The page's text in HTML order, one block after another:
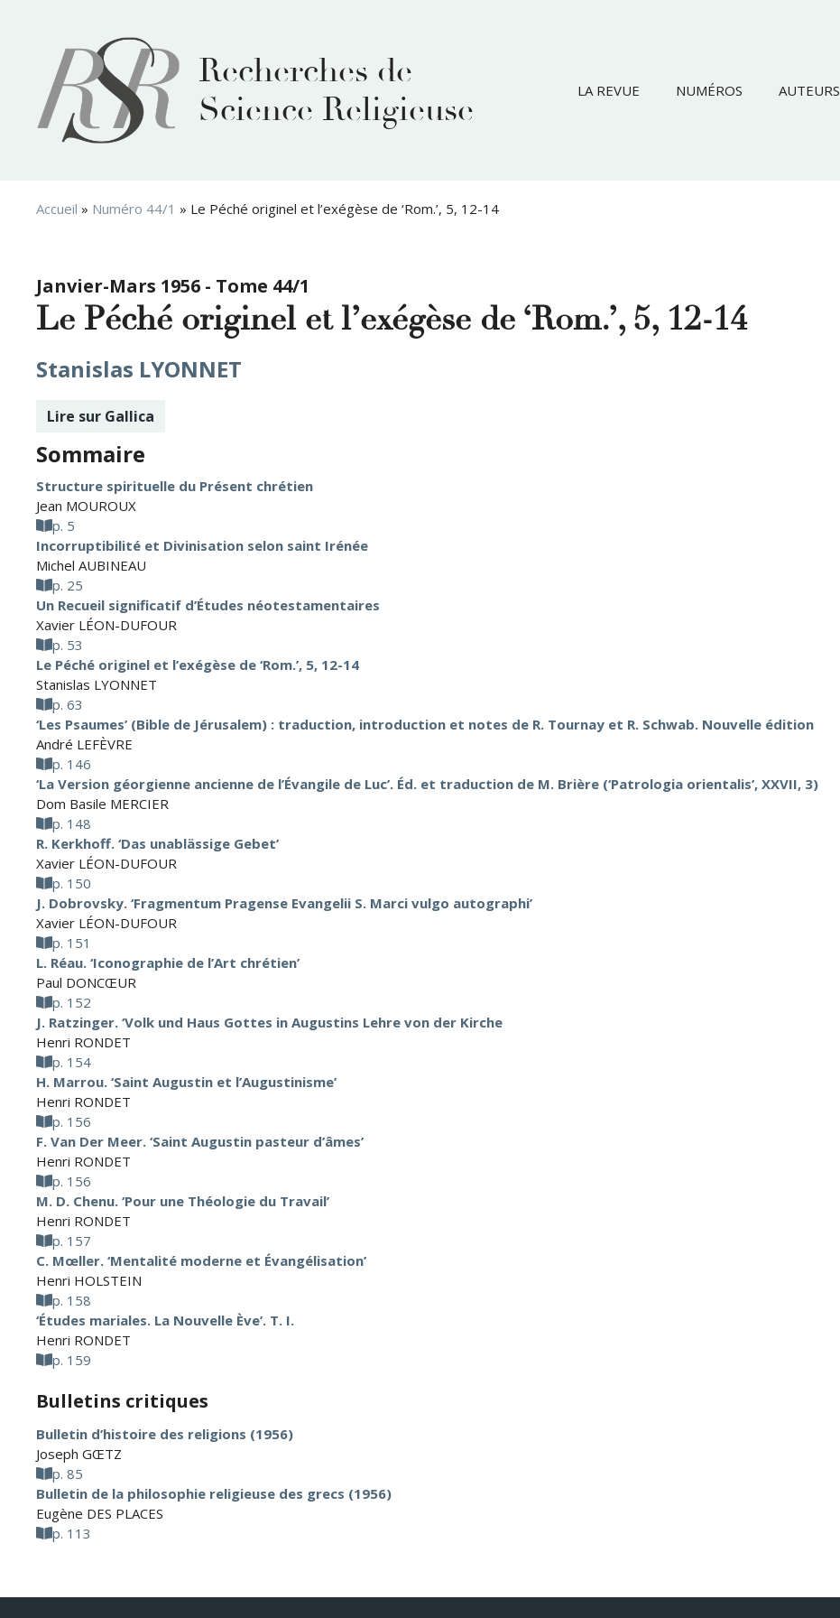
Recherches de
Science Religieuse
LA REVUE NUMÉROS AUTEURS
Accueil » Numéro 44/1 » Le Péché originel et l’exégèse de ‘Rom.’, 5, 12-14
Janvier-Mars 1956 - Tome 44/1
Le Péché originel et l’exégèse de ‘Rom.’, 5, 12-14
Stanislas LYONNET
Lire sur Gallica
Sommaire
Structure spirituelle du Présent chrétien
Jean MOUROUX
p. 5
Incorruptibilité et Divinisation selon saint Irénée
Michel AUBINEAU
p. 25
Un Recueil significatif d’Études néotestamentaires
Xavier LÉON-DUFOUR
p. 53
Le Péché originel et l’exégèse de ‘Rom.’, 5, 12-14
Stanislas LYONNET
p. 63
‘Les Psaumes’ (Bible de Jérusalem) : traduction, introduction et notes de R. Tournay et R. Schwab. Nouvelle édition
André LEFÈVRE
p. 146
‘La Version géorgienne ancienne de l’Évangile de Luc’. Éd. et traduction de M. Brière (‘Patrologia orientalis’, XXVII, 3)
Dom Basile MERCIER
p. 148
R. Kerkhoff. ‘Das unablässige Gebet’
Xavier LÉON-DUFOUR
p. 150
J. Dobrovsky. ‘Fragmentum Pragense Evangelii S. Marci vulgo autographi’
Xavier LÉON-DUFOUR
p. 151
L. Réau. ‘Iconographie de l’Art chrétien’
Paul DONCŒUR
p. 152
J. Ratzinger. ‘Volk und Haus Gottes in Augustins Lehre von der Kirche
Henri RONDET
p. 154
H. Marrou. ‘Saint Augustin et l’Augustinisme’
Henri RONDET
p. 156
F. Van Der Meer. ‘Saint Augustin pasteur d’âmes’
Henri RONDET
p. 156
M. D. Chenu. ‘Pour une Théologie du Travail’
Henri RONDET
p. 157
C. Mœller. ‘Mentalité moderne et Évangélisation’
Henri HOLSTEIN
p. 158
‘Études mariales. La Nouvelle Ève’. T. I.
Henri RONDET
p. 159
Bulletins critiques
Bulletin d’histoire des religions (1956)
Joseph GŒTZ
p. 85
Bulletin de la philosophie religieuse des grecs (1956)
Eugène DES PLACES
p. 113